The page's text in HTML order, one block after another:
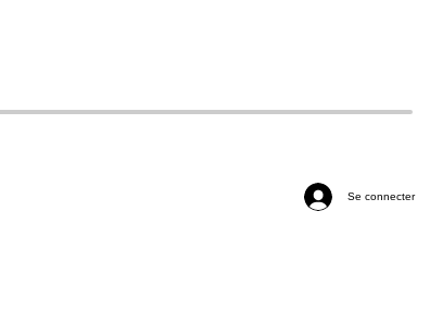
Se connecter